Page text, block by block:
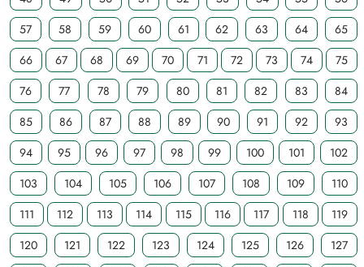
57
58 59 60 61 62 63 64
65
66
67 68 69 70 71 72 73 74
75
76
77 78 79 80 81 82 83
84
85
86 87 88 89 90 91 92
93
94
95 96 97 98 99 100 101
102
103
104 105 106 107 108 109
110
111
112 113 114 115 116 117 118
119
120
121 122 123 124 125 126
127